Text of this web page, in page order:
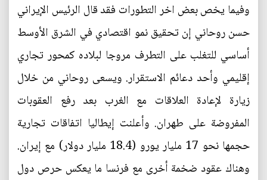
وفيما يخص بعض اخر التطورات فقد قال الرئيس الإيراني
حسن روحاني إن تحقيق نمو اقتصادي في الشرق الأوسط
أساسي للتغلب على التطرف مروجا لبلاده كمحور تجاري
إقليمي وأحد دعائم الاستقرار. ويسعى روحاني من خلال
زيارة لإعادة العلاقات مع الغرب بعد رفع العقوبات
المفروضة على طهران. وأعلنت إيطاليا اتفاقات تجارية
حجمها نحو 17 مليار يورو (18.4 مليار دولار) مع إيران.
وهناك عقود ضخمة أخرى مع فرنسا ما يعكس حرص دول